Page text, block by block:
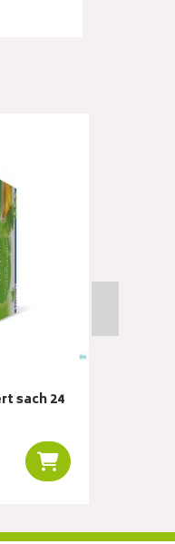
sach 24
Ajouter au panier